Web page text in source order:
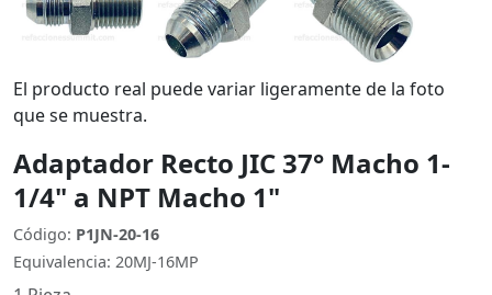
El producto real puede variar ligeramente de la foto
que se muestra.
Adaptador Recto JIC 37° Macho 1-
1/4" a NPT Macho 1"
Código: P1JN-20-16
Equivalencia: 20MJ-16MP